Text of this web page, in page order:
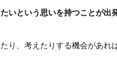
いという思いを持つことが出
り、考えたりする機会があれ